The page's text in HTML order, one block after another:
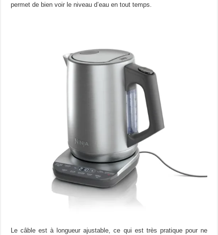
permet de bien voir le niveau d’eau en tout temps.
Le câble est à longueur ajustable, ce qui est très pratique pour ne